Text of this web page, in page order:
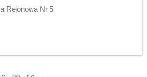
Rejonowa Nr 5